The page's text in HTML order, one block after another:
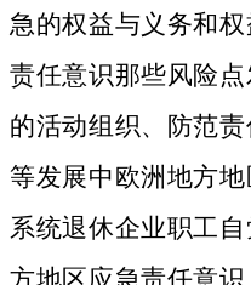
急的权益与义务和
责任意识那些风险
的活动组织、防范
等发展中欧洲地方
系统退休企业职工